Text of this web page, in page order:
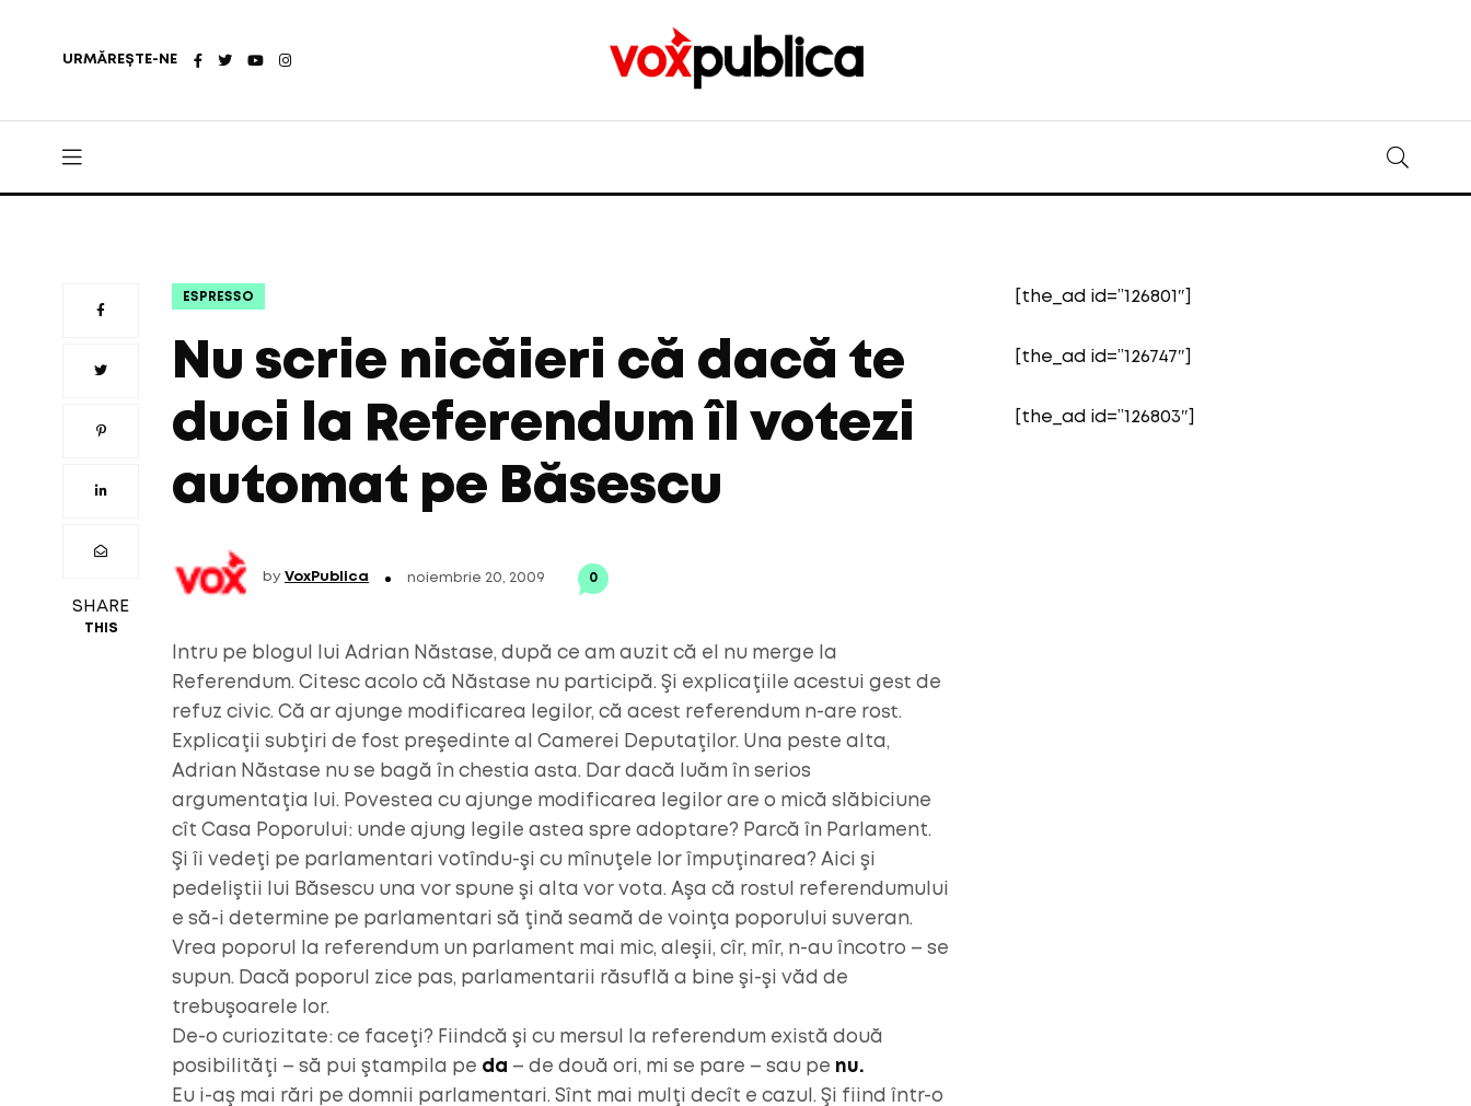
URMĂREȘTE-NE
SHARE
THIS
ESPRESSO
Nu scrie nicăieri că dacă te
duci la Referendum îl votezi
automat pe Băsescu
by VoxPublica noiembrie 20, 2009 0
Intru pe blogul lui Adrian Năstase, după ce am auzit că el nu merge la
Referendum. Citesc acolo că Năstase nu participă. Şi explicaţiile acestui gest de
refuz civic. Că ar ajunge modificarea legilor, că acest referendum n-are rost.
Explicaţii subţiri de fost preşedinte al Camerei Deputaţilor. Una peste alta,
Adrian Năstase nu se bagă în chestia asta. Dar dacă luăm în serios
argumentaţia lui. Povestea cu ajunge modificarea legilor are o mică slăbiciune
cît Casa Poporului: unde ajung legile astea spre adoptare? Parcă în Parlament.
Şi îi vedeţi pe parlamentari votîndu-şi cu mînuţele lor împuţinarea? Aici şi
pedeliştii lui Băsescu una vor spune şi alta vor vota. Aşa că rostul referendumului
e să-i determine pe parlamentari să ţină seamă de voinţa poporului suveran.
Vrea poporul la referendum un parlament mai mic, aleşii, cîr, mîr, n-au încotro – se
supun. Dacă poporul zice pas, parlamentarii răsuflă a bine şi-şi văd de
trebuşoarele lor.
De-o curiozitate: ce faceţi? Fiindcă şi cu mersul la referendum există două
posibilităţi – să pui ştampila pe da – de două ori, mi se pare – sau pe nu.
Eu i-aş mai rări pe domnii parlamentari. Sînt mai mulţi decît e cazul. Şi fiind într-o
[the_ad id=”126801″]
[the_ad id=”126747″]
[the_ad id=”126803″]